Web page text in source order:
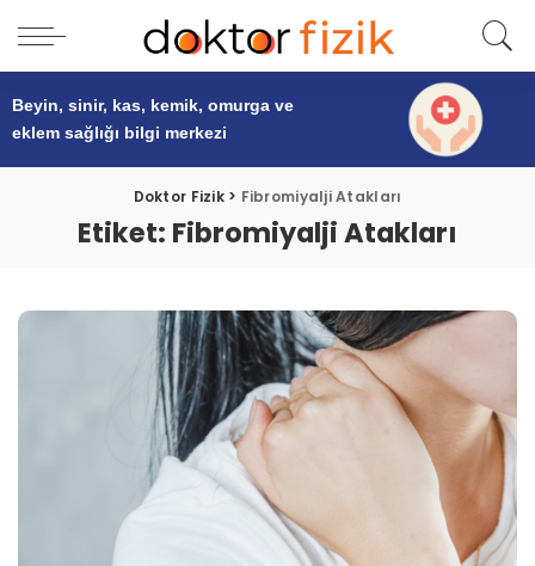
Beyin, sinir, kas, kemik, omurga ve
eklem sağlığı bilgi merkezi
Doktor Fizik> Fibromiyalji Atakları
Etiket: Fibromiyalji Atakları